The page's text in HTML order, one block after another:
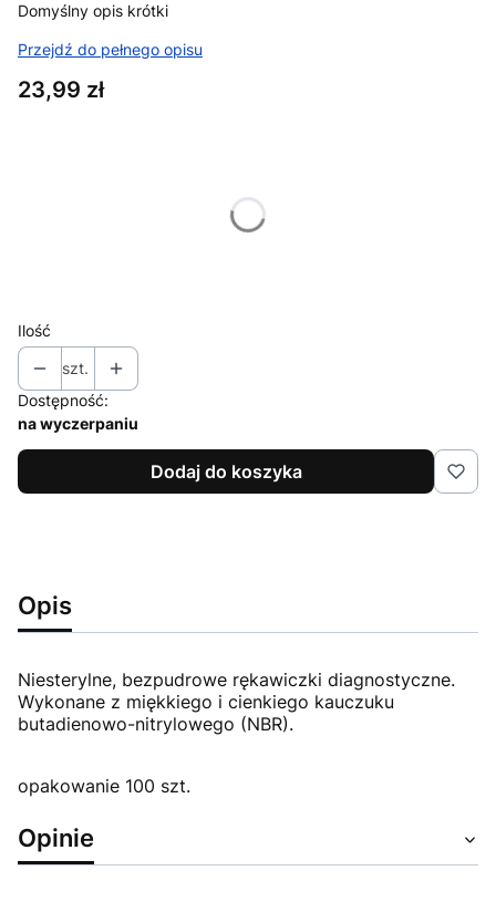
Domyślny opis krótki
Przejdź do pełnego opisu
Cena
23,99 zł
Ilość
szt.
Dostępność:
na wyczerpaniu
Dodaj do koszyka
Opis
Niesterylne, bezpudrowe rękawiczki diagnostyczne.
Wykonane z miękkiego i cienkiego kauczuku
butadienowo-nitrylowego (NBR).
opakowanie 100 szt.
Opinie